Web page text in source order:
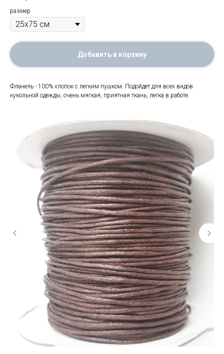
размер
Добавить в корзину
Фланель - 100% хлопок с легким пушком. Подойдет для всех видов
кукольной одежды, очень мягкая, приятная ткань, легка в работе.